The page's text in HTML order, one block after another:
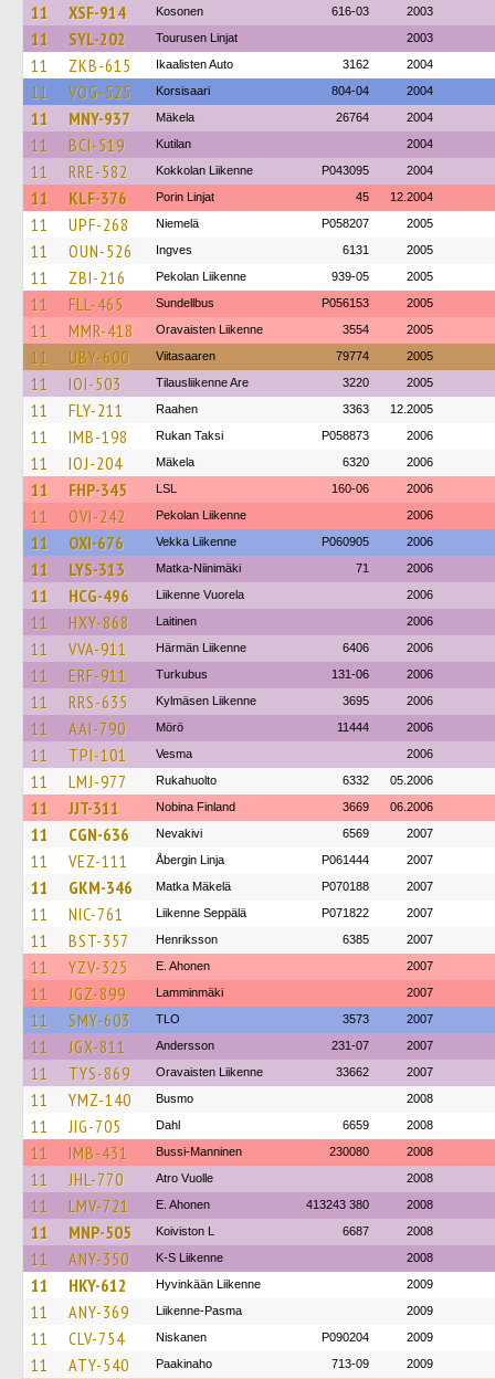
11 XSF-914 Kosonen 616-03 2003
11 SYL-202 Tourusen Linjat 2003
11 ZKB-615 Ikaalisten Auto 3162 2004
11 VOG-525 Korsisaari 804-04 2004
11 MNY-937 Mäkela 26764 2004
11 BCI-519 Kutilan 2004
11 RRE-582 Kokkolan Liikenne P043095 2004
11 KLF-376 Porin Linjat 45 12.2004
11 UPF-268 Niemelä P058207 2005
11 OUN-526 Ingves 6131 2005
11 ZBI-216 Pekolan Liikenne 939-05 2005
11 FLL-465 Sundellbus P056153 2005
11 MMR-418 Oravaisten Liikenne 3554 2005
11 UBY-600 Viitasaaren 79774 2005
11 IOI-503 Tilausliikenne Are 3220 2005
11 FLY-211 Raahen 3363 12.2005
11 IMB-198 Rukan Taksi P058873 2006
11 IOJ-204 Mäkela 6320 2006
11 FHP-345 LSL 160-06 2006
11 OVI-242 Pekolan Liikenne 2006
11 OXI-676 Vekka Liikenne P060905 2006
11 LYS-313 Matka-Niinimäki 71 2006
11 HCG-496 Liikenne Vuorela 2006
11 HXY-868 Laitinen 2006
11 VVA-911 Härmän Liikenne 6406 2006
11 ERF-911 Turkubus 131-06 2006
11 RRS-635 Kylmäsen Liikenne 3695 2006
11 AAI-790 Mörö 11444 2006
11 TPI-101 Vesma 2006
11 LMJ-977 Rukahuolto 6332 05.2006
11 JJT-311 Nobina Finland 3669 06.2006
11 CGN-636 Nevakivi 6569 2007
11 VEZ-111 Åbergin Linja P061444 2007
11 GKM-346 Matka Mäkelä P070188 2007
11 NIC-761 Liikenne Seppälä P071822 2007
11 BST-357 Henriksson 6385 2007
11 YZV-325 E. Ahonen 2007
11 JGZ-899 Lamminmäki 2007
11 SMY-603 TLO 3573 2007
11 JGX-811 Andersson 231-07 2007
11 TYS-869 Oravaisten Liikenne 33662 2007
11 YMZ-140 Busmo 2008
11 JIG-705 Dahl 6659 2008
11 IMB-431 Bussi-Manninen 230080 2008
11 JHL-770 Atro Vuolle 2008
11 LMV-721 E. Ahonen 413243 380 2008
11 MNP-505 Koiviston L 6687 2008
11 ANY-350 K-S Liikenne 2008
11 HKY-612 Hyvinkään Liikenne 2009
11 ANY-369 Liikenne-Pasma 2009
11 CLV-754 Niskanen P090204 2009
11 ATY-540 Paakinaho 713-09 2009